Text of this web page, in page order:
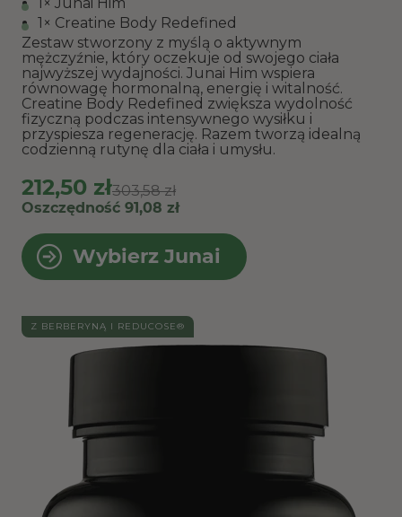
1× Creatine Body Redefined
Zestaw stworzony z myślą o aktywnym
mężczyźnie, który oczekuje od swojego ciała
najwyższej wydajności. Junai Him wspiera
równowagę hormonalną, energię i witalność.
Creatine Body Redefined zwiększa wydolność
fizyczną podczas intensywnego wysiłku i
przyspiesza regenerację. Razem tworzą idealną
codzienną rutynę dla ciała i umysłu.
212,50 zł303,58 zł
Oszczędność 91,08 zł
Wybierz Junai
Z BERBERYNĄ I REDUCOSE®